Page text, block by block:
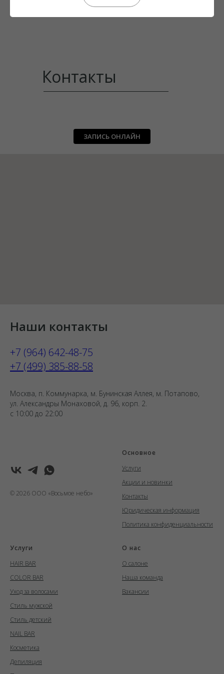
Контакты
ЗАПИСЬ ОНЛАЙН
Наши контакты
+7 (964) 642-48-75
+7 (499) 385-88-58
Москва, п. Коммунарка, м. Бунинская Аллея, м. Потапово,
ул. Александры Монаховой, д. 96, корп. 2.
с 10:00 до 22:00
© 2026 ООО «Восьмое небо»
Основное
Услуги
Акции и новинки
Контакты
Юридическая информация
Политика конфиденциальности
Услуги
HAIR BAR
COLOR BAR
Уход за волосами
Стиль мужской
Стиль детский
NAIL BAR
Косметика
Депиляция
О нас
О салоне
Наша команда
Вакансии